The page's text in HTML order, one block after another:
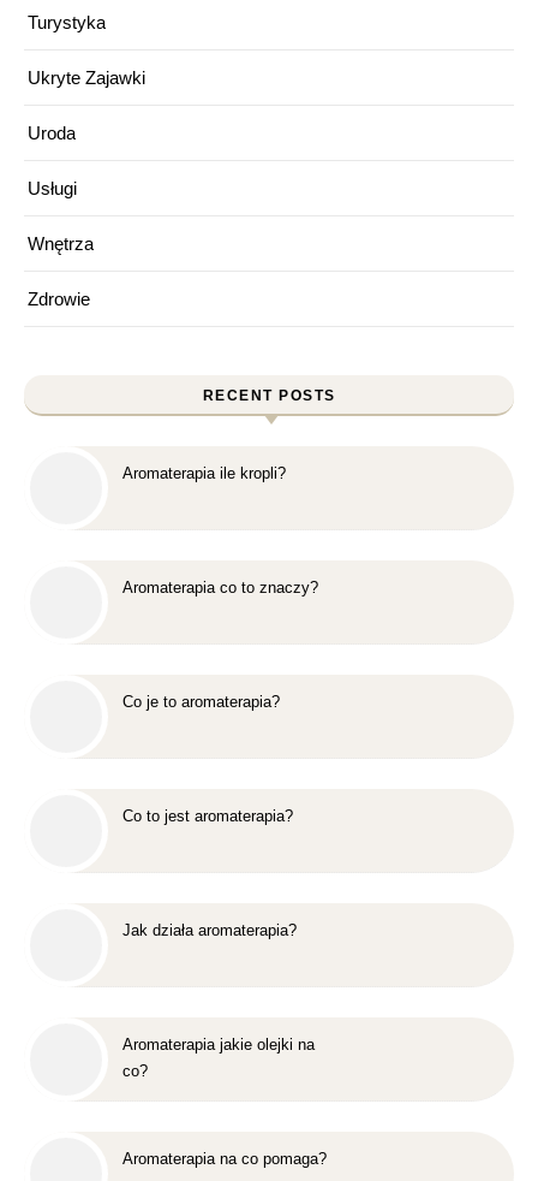
Turystyka
Ukryte Zajawki
Uroda
Usługi
Wnętrza
Zdrowie
RECENT POSTS
Aromaterapia ile kropli?
Aromaterapia co to znaczy?
Co je to aromaterapia?
Co to jest aromaterapia?
Jak działa aromaterapia?
Aromaterapia jakie olejki na
co?
Aromaterapia na co pomaga?